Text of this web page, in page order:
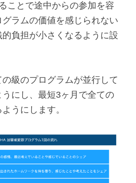
ことで途中からの参加を容
ラムの価値を感じられない
負担が小さくなるように設
級のプログラムが並行して
にし、最短3ヶ月で全ての
うにします。